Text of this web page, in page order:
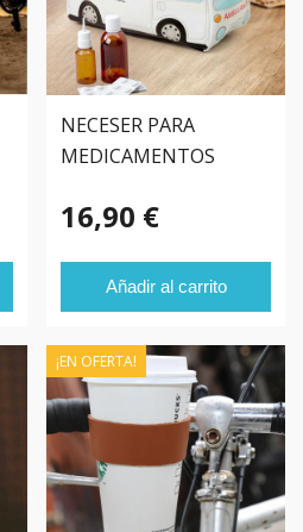
NECESER PARA
MEDICAMENTOS
16,90 €
Añadir al carrito
¡EN OFERTA!